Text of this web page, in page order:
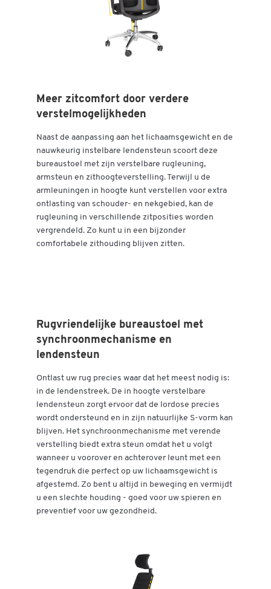
Meer zitcomfort door verdere
verstelmogelijkheden
Naast de aanpassing aan het lichaamsgewicht en de
nauwkeurig instelbare lendensteun scoort deze
bureaustoel met zijn verstelbare rugleuning,
armsteun en zithoogteverstelling. Terwijl u de
armleuningen in hoogte kunt verstellen voor extra
ontlasting van schouder- en nekgebied, kan de
rugleuning in verschillende zitposities worden
vergrendeld. Zo kunt u in een bijzonder
comfortabele zithouding blijven zitten.
Rugvriendelijke bureaustoel met
synchroonmechanisme en
lendensteun
Ontlast uw rug precies waar dat het meest nodig is:
in de lendenstreek. De in hoogte verstelbare
lendensteun zorgt ervoor dat de lordose precies
wordt ondersteund en in zijn natuurlijke S-vorm kan
blijven. Het synchroonmechanisme met verende
verstelling biedt extra steun omdat het u volgt
wanneer u voorover en achterover leunt met een
tegendruk die perfect op uw lichaamsgewicht is
afgestemd. Zo bent u altijd in beweging en vermijdt
u een slechte houding - goed voor uw spieren en
preventief voor uw gezondheid.